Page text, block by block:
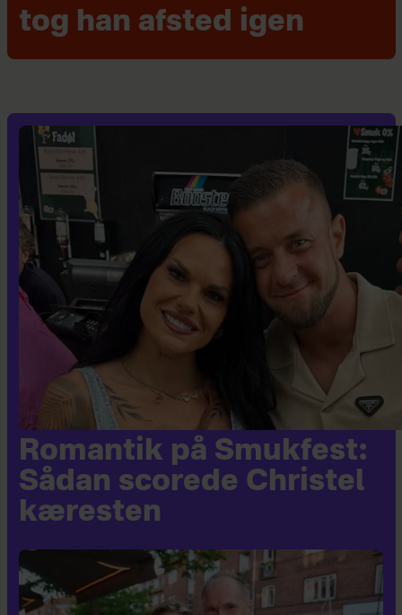
tog han afsted igen
Romantik på Smukfest:
Sådan scorede Christel
kæresten